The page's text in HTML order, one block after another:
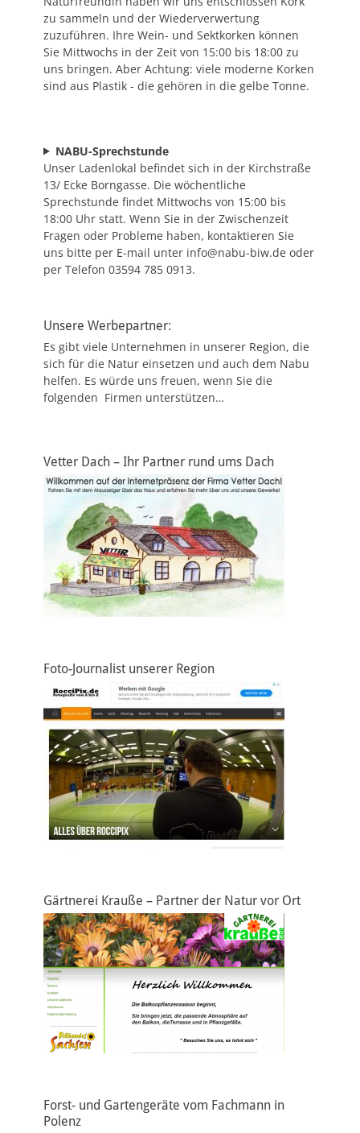
zu sammeln und der Wiederverwertung
zuzuführen. Ihre Wein- und Sektkorken können
Sie Mittwochs in der Zeit von 15:00 bis 18:00 zu
uns bringen. Aber Achtung: viele moderne Korken
sind aus Plastik - die gehören in die gelbe Tonne.
NABU-Sprechstunde
Unser Ladenlokal befindet sich in der Kirchstraße
13/ Ecke Borngasse. Die wöchentliche
Sprechstunde findet Mittwochs von 15:00 bis
18:00 Uhr statt. Wenn Sie in der Zwischenzeit
Fragen oder Probleme haben, kontaktieren Sie
uns bitte per E-mail unter info@nabu-biw.de oder
per Telefon 03594 785 0913.
Unsere Werbepartner:
Es gibt viele Unternehmen in unserer Region, die
sich für die Natur einsetzen und auch dem Nabu
helfen. Es würde uns freuen, wenn Sie die
folgenden Firmen unterstützen…
Vetter Dach – Ihr Partner rund ums Dach
Foto-Journalist unserer Region
Gärtnerei Krauße – Partner der Natur vor Ort
Forst- und Gartengeräte vom Fachmann in
Polenz